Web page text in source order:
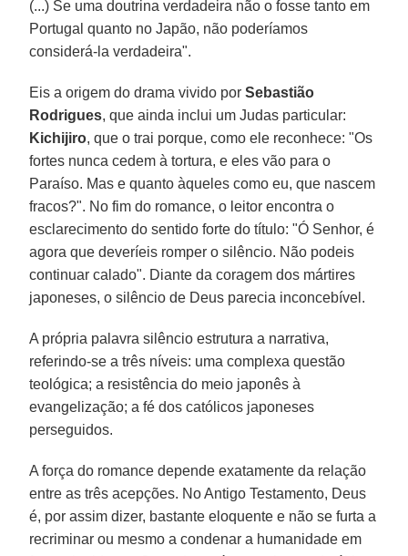
(...) Se uma doutrina verdadeira não o fosse tanto em
Portugal quanto no Japão, não poderíamos
considerá-la verdadeira".
Eis a origem do drama vivido porSebastião
Rodrigues, que ainda inclui um Judas particular:
Kichijiro, que o trai porque, como ele reconhece: "Os
fortes nunca cedem à tortura, e eles vão para o
Paraíso. Mas e quanto àqueles como eu, que nascem
fracos?". No fim do romance, o leitor encontra o
esclarecimento do sentido forte do título: "Ó Senhor, é
agora que deveríeis romper o silêncio. Não podeis
continuar calado". Diante da coragem dos mártires
japoneses, o silêncio de Deus parecia inconcebível.
A própria palavra silêncio estrutura a narrativa,
referindo-se a três níveis: uma complexa questão
teológica; a resistência do meio japonês à
evangelização; a fé dos católicos japoneses
perseguidos.
A força do romance depende exatamente da relação
entre as três acepções. No Antigo Testamento, Deus
é, por assim dizer, bastante eloquente e não se furta a
recriminar ou mesmo a condenar a humanidade em